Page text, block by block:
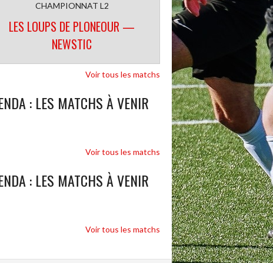
CHAMPIONNAT L2
LES LOUPS DE PLONEOUR —
NEWSTIC
Voir tous les matchs
: LES MATCHS À VENIR
Voir tous les matchs
: LES MATCHS À VENIR
Voir tous les matchs